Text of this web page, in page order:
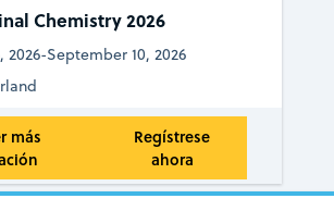
Chemistry 2026
2026-September 10, 2026
más
Regístrese
ahora